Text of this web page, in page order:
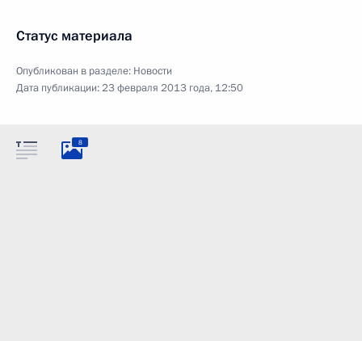
Статус материала
Опубликован в разделе: Новости
Дата публикации:23 февраля 2013 года, 12:50
8